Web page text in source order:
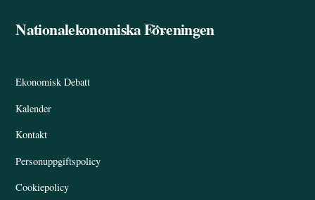
Back
Nationalekonomiska Föreningen
Ekonomisk Debatt
Kalender
Kontakt
Personuppgiftspolicy
Cookiepolicy